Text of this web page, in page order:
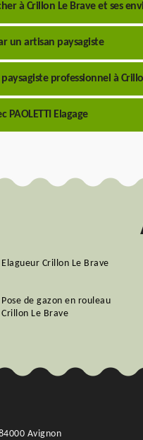
à Crillon Le Brave et ses
un artisan paysagiste
professionnel à
PAOLETTI Elagage
Elagueur Crillon Le Brave
Pose de gazon en rouleau
Crillon Le Brave
Avignon